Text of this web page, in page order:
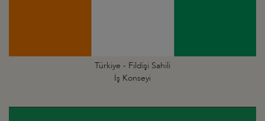
Türkiye - Fildişi Sahili
İş Konseyi